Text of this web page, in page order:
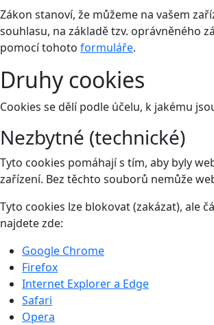
Zákon stanoví, že můžeme na vašem
souhlasu, na základě tzv. oprávněného
pomocí tohoto formuláře.
Druhy cookies
Cookies se dělí podle účelu, k jakému
Nezbytné (technické)
Tyto cookies pomáhají s tím, aby byly
zařízení. Bez těchto souborů nemůže
Tyto cookies lze blokovat (zakázat), ale
najdete zde:
Google Chrome
Firefox
Internet Explorer a Edge
Safari
Opera